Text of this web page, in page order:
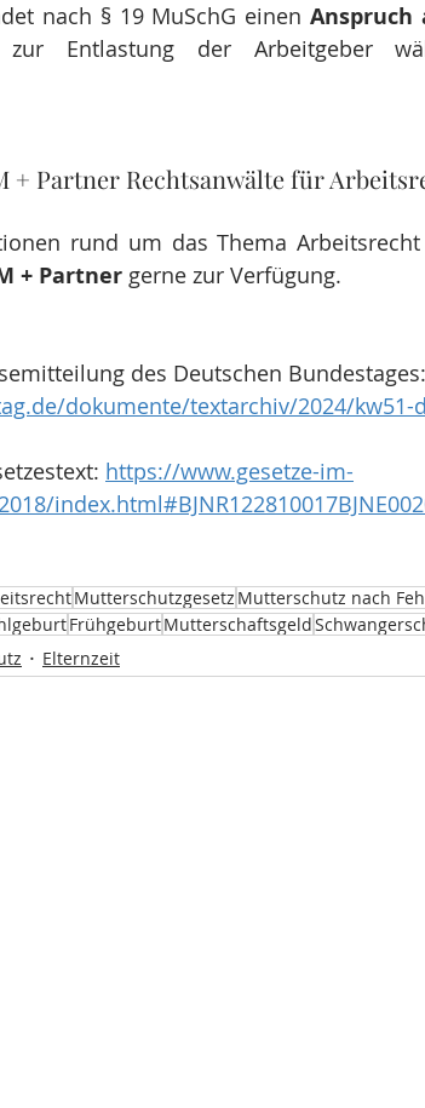
nach § 19 MuSchG einen Anspruch
zur Entlastung der Arbeitgeber
+ Partner Rechtsanwälte für
rund um das Thema
+ Partner gerne zur Verfügung.
des Deutschen Bundestages:
dokumente/textarchiv/2024/kw51-
https://www.gesetze-im-
Mutterschutzgesetz Mutterschutz nach
FrühgeburtMutterschaftsgeld
Elternzeit